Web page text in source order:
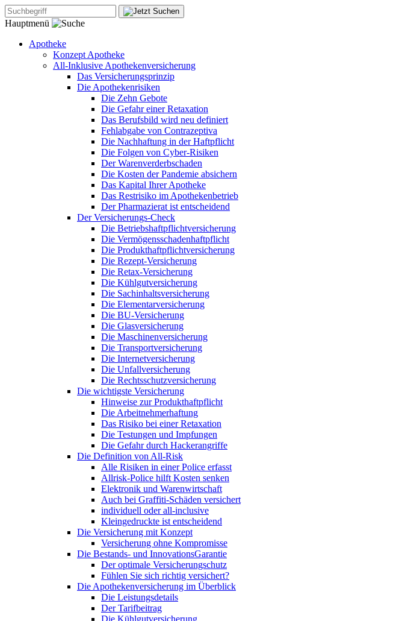
Hauptmenü
Apotheke
Konzept Apotheke
All-Inklusive Apothekenversicherung
Das Versicherungsprinzip
Die Apothekenrisiken
Die Zehn Gebote
Die Gefahr einer Retaxation
Das Berufsbild wird neu definiert
Fehlabgabe von Contrazeptiva
Die Nachhaftung in der Haftpflicht
Die Folgen von Cyber-Risiken
Der Warenverderbschaden
Die Kosten der Pandemie absichern
Das Kapital Ihrer Apotheke
Das Restrisiko im Apothekenbetrieb
Der Pharmazierat ist entscheidend
Der Versicherungs-Check
Die Betriebshaftpflichtversicherung
Die Vermögensschadenhaftpflicht
Die Produkthaftpflichtversicherung
Die Rezept-Versicherung
Die Retax-Versicherung
Die Kühlgutversicherung
Die Sachinhaltsversicherung
Die Elementarversicherung
Die BU-Versicherung
Die Glasversicherung
Die Maschinenversicherung
Die Transportversicherung
Die Internetversicherung
Die Unfallversicherung
Die Rechtsschutzversicherung
Die wichtigste Versicherung
Hinweise zur Produkthaftpflicht
Die Arbeitnehmerhaftung
Das Risiko bei einer Retaxation
Die Testungen und Impfungen
Die Gefahr durch Hackerangriffe
Die Definition von All-Risk
Alle Risiken in einer Police erfasst
Allrisk-Police hilft Kosten senken
Elektronik und Warenwirtschaft
Auch bei Graffiti-Schäden versichert
individuell oder all-inclusive
Kleingedruckte ist entscheidend
Die Versicherung mit Konzept
Versicherung ohne Kompromisse
Die Bestands- und InnovationsGarantie
Der optimale Versicherungschutz
Fühlen Sie sich richtig versichert?
Die Apothekenversicherung im Überblick
Die Leistungsdetails
Der Tarifbeitrag
Die Kühlgutversicherung